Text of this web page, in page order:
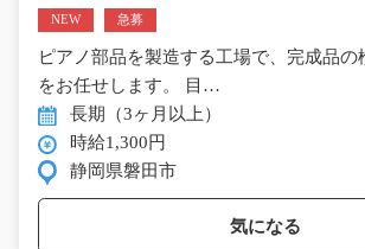
NEW 急募
ピアノ部品を製造する工場で、完成品の
をお任せします。 目…
長期（3ヶ月以上）
時給1,300円
静岡県磐田市
気になる